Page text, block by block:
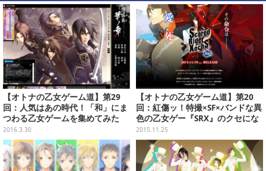
【オトナの乙女ゲーム道】第29
回：人気はあの時代！「和」にま
つわる乙女ゲームを集めてみた
2016.3.30
【オトナの乙女ゲーム道】第20
回：紅傷ッ！特撮×SF×バンドな異
色の乙女ゲー『SRX』のクセにな
る魅力とは
2015.11.25